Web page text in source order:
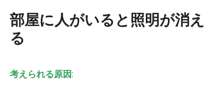
部屋に人がいると照明が消え
る
考えられる原因: